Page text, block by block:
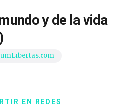
y de la vida
EN REDES